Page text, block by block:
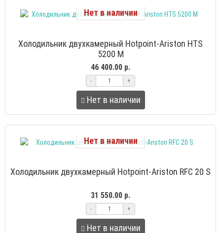
Нет в наличии
Холодильник двухкамерный Hotpoint-Ariston HTS
5200 M
46 400.00 р.
- +
Нет в наличии
Нет в наличии
Холодильник двухкамерный Hotpoint-Ariston RFC 20 S
31 550.00 р.
- +
Нет в наличии